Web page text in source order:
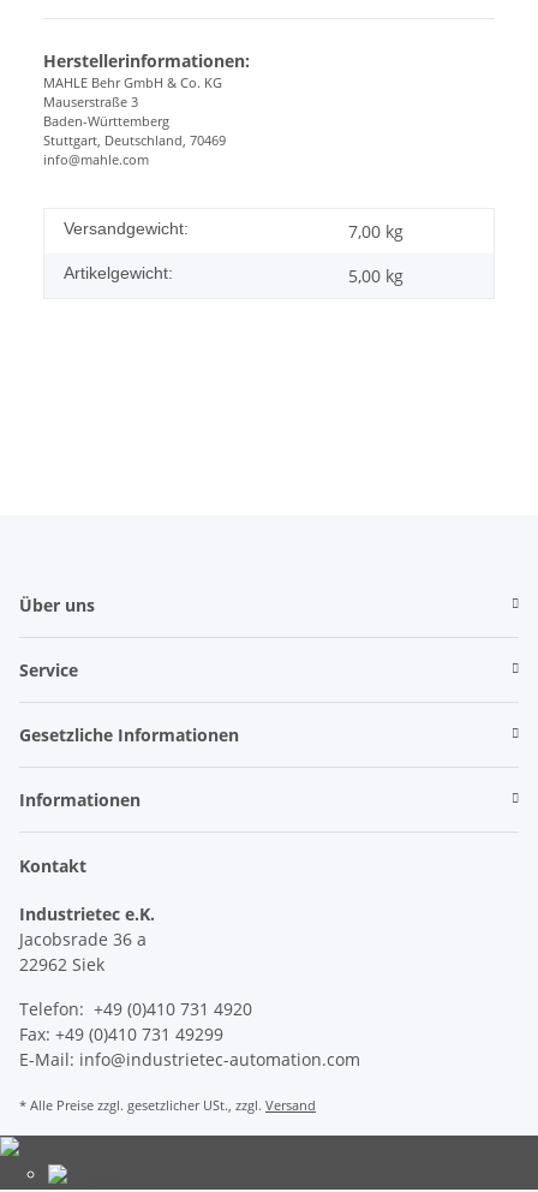
Herstellerinformationen:
MAHLE Behr GmbH & Co. KG
Mauserstraße 3
Baden-Württemberg
Stuttgart, Deutschland, 70469
info@mahle.com
Versandgewicht: 7,00 kg
Artikelgewicht: 5,00 kg
Über uns
Service
Gesetzliche Informationen
Informationen
Kontakt
Industrietec e.K.
Jacobsrade 36 a
22962 Siek
Telefon: +49 (0)410 731 4920
Fax: +49 (0)410 731 49299
E-Mail: info@industrietec-automation.com
* Alle Preise zzgl. gesetzlicher USt., zzgl. Versand